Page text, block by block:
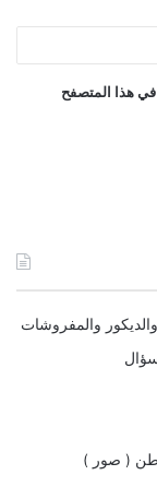
في هذا المتصفح
والمفروشات
( صور )